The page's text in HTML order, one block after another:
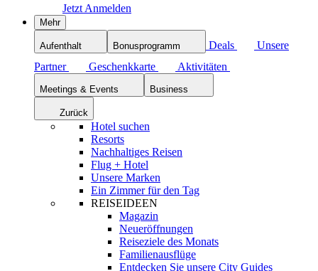
Jetzt Anmelden
Mehr
Aufenthalt Bonusprogramm Deals
Unsere
Partner
Geschenkkarte Aktivitäten
Meetings & Events Business
Zurück
Hotel suchen
Resorts
Nachhaltiges Reisen
Flug + Hotel
Unsere Marken
Ein Zimmer für den Tag
REISEIDEEN
Magazin
Neueröffnungen
Reiseziele des Monats
Familienausflüge
Entdecken Sie unsere City Guides